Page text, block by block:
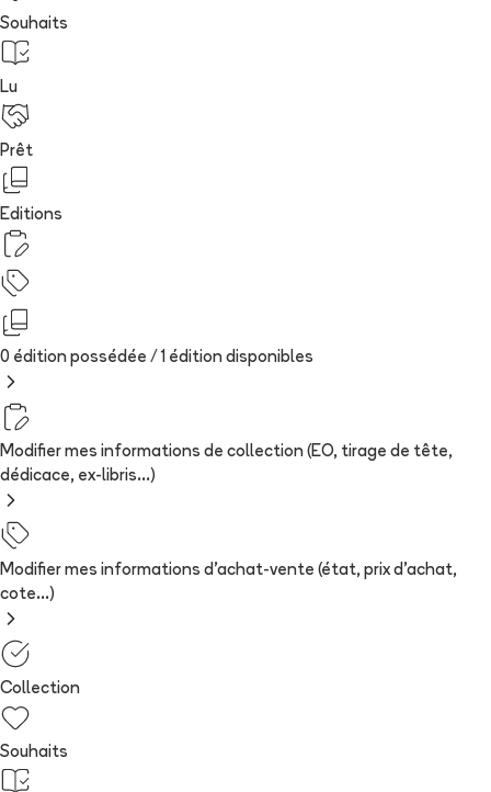
Souhaits
Lu
Prêt
Editions
0 édition possédée / 1 édition disponibles
Modifier mes informations de collection (EO, tirage de tête,
dédicace, ex-libris...)
Modifier mes informations d'achat-vente (état, prix d'achat,
cote...)
Collection
Souhaits